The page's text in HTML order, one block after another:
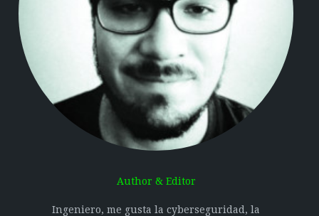
Author & Editor
Ingeniero, me gusta la cyberseguridad, la